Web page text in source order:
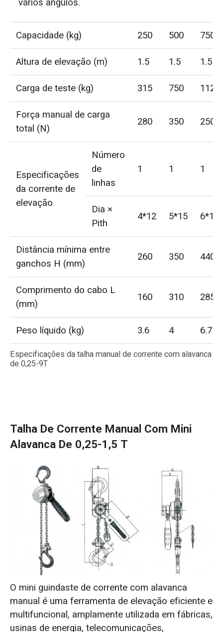
Capacidade (kg) 250 500
750
Altura de elevação (m)
1.5 1.5
1.5
Carga de teste (kg)
315 750
1125
Força manual de carga
total (N)
280 350 250
Especificações
da corrente de
elevação
Número
de
linhas
1 1 1
Dia ×
Pith
4*12 5*15 6*18
Distância mínima entre
ganchos H (mm)
260 350 440
Comprimento do cabo L
(mm)
160 310 285
Peso líquido (kg) 3.6 4 6.7
Especificações da talha manual de corrente com alavanca
de 0,25-9T
Talha De Corrente Manual Com Mini
Alavanca De 0,25-1,5 T
O mini guindaste de corrente com alavanca
manual é uma ferramenta de elevação eficiente e
multifuncional, amplamente utilizada em fábricas,
usinas de energia, telecomunicações,